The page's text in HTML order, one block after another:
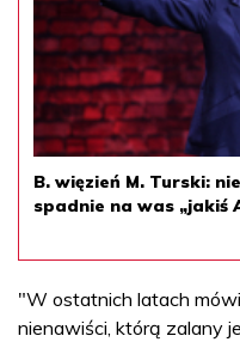
B. więzień M. Turski:
spadnie na was „jakiś
"W ostatnich latach
nienawiści, którą zalany